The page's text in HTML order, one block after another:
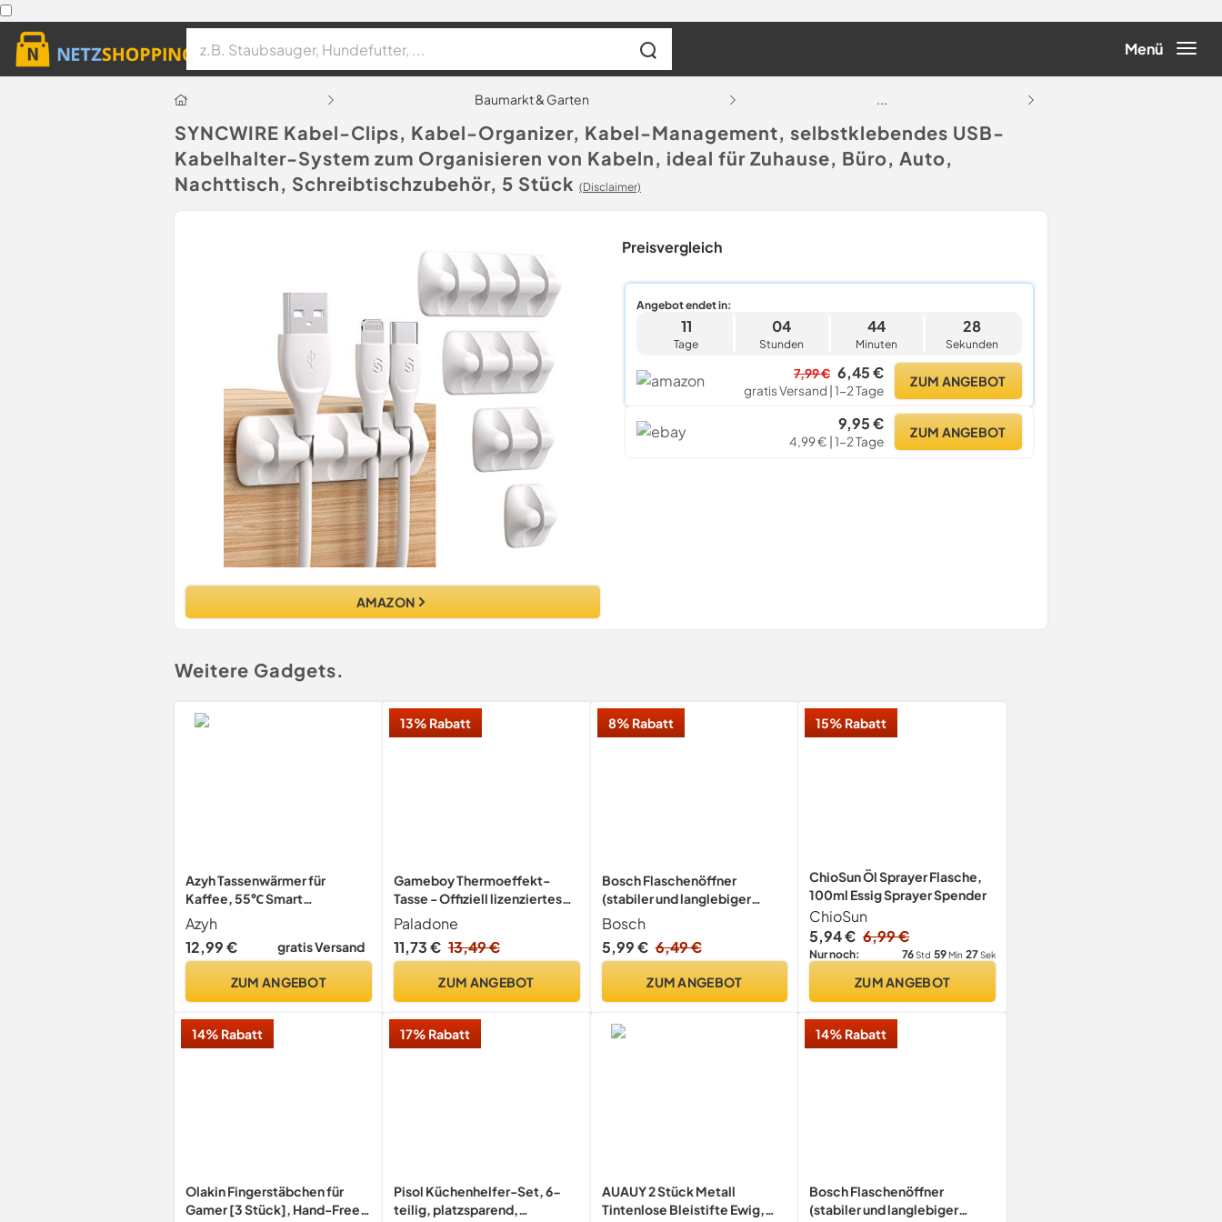
Menü
Baumarkt & Garten ...
SYNCWIRE Kabel-Clips, Kabel-Organizer, Kabel-Management, selbstklebendes USB-
Kabelhalter-System zum Organisieren von Kabeln, ideal für Zuhause, Büro, Auto,
Nachttisch, Schreibtischzubehör, 5 Stück (Disclaimer)
AMAZON
Preisvergleich
Angebot endet in:
11
Tage
04
Stunden
44
Minuten
28
Sekunden
7,99 € 6,45 €
gratis Versand | 1-2 Tage
ZUM ANGEBOT
9,95 €
4,99 € | 1-2 Tage
ZUM ANGEBOT
Weitere Gadgets.
Azyh Tassenwärmer für
Kaffee, 55℃ Smart
Schreibtisch Tassenwärmer,
Elektrischer Kaffeewärmer
mit Aluminium-Metallplatte
für den Schreibtisch,
Teewärmer Erwärmen von
Kaffee Milch Kakao
Azyh
12,99 €
gratis Versand
ZUM ANGEBOT
13% Rabatt
Gameboy Thermoeffekt-
Tasse - Offiziell lizenziertes
Geschenk für Gamer, Nerds,
Nintendo-Fans, Männer &
Retro-90er-Jahre-Fans, 290
ml (10 Fl Oz)
Paladone
11,73 € 13,49 €
ZUM ANGEBOT
8% Rabatt
Bosch Flaschenöffner
(stabiler und langlebiger
Flaschenöffner für Werkstatt,
Hobbyraum und Küche;
ergonomischer
Schraubendrehergriff mit
Softgrip)
Bosch
5,99 € 6,49 €
ZUM ANGEBOT
15% Rabatt
ChioSun Öl Sprayer Flasche,
100ml Essig Sprayer Spender
ChioSun
5,94 € 6,99 €
Nur noch: 76Std 59Min 27Sek
ZUM ANGEBOT
14% Rabatt
Olakin Fingerstäbchen für
Gamer [3 Stück], Hand-Free
17% Rabatt
Pisol Küchenhelfer-Set, 6-
teilig, platzsparend,
AUAUY 2 Stück Metall
Tintenlose Bleistifte Ewig,
14% Rabatt
Bosch Flaschenöffner
(stabiler und langlebiger